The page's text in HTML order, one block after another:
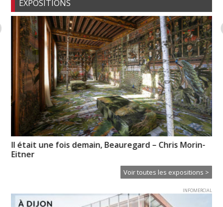
EXPOSITIONS
Il était une fois demain, Beauregard – Chris Morin-
Eitner
Voir toutes les expositions >
INFOMERCIAL